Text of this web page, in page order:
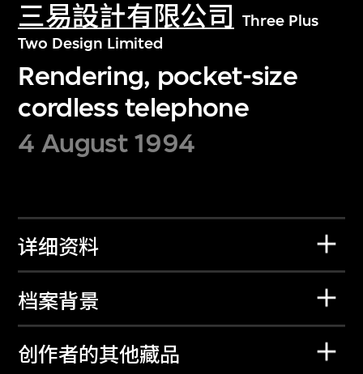
三易設計有限公司
Three Plus
Two Design Limited
Rendering, pocket-size
cordless telephone
4 August 1994
详细资料
档案背景
创作者的其他藏品